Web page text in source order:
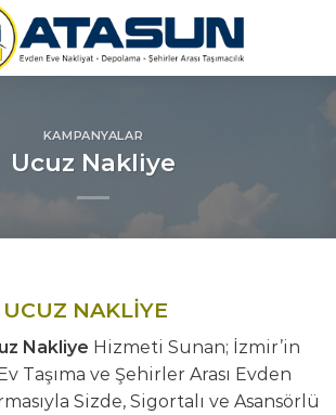
KAMPANYALAR
Ucuz Nakliye
NAKLİYE
Nakliye Hizmeti Sunan; İzmir’in
Taşıma ve Şehirler Arası Evden
Sizde, Sigortalı ve Asansörlü